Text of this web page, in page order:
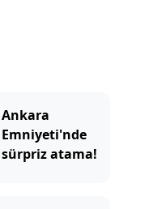
Ankara
Emniyeti'nde
sürpriz atama!